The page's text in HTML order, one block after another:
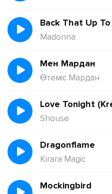
Madonna
Мен Мардан
Өтеміс Мардан
Love Tonight
Shouse
Dragonflame
Kirara Magic
Mockingbird